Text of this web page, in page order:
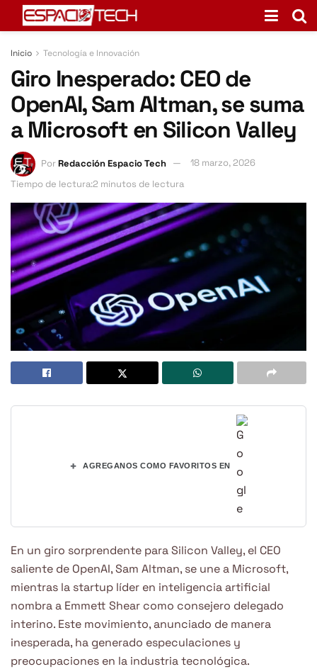
Inicio Tecnología e Innovación
Giro Inesperado: CEO de
OpenAI, Sam Altman, se suma
a Microsoft en Silicon Valley
PorRedacción Espacio Tech
18 marzo, 2026
Tiempo de lectura:2 minutos de lectura
+ AGREGANOS COMO FAVORITOS EN
En un giro sorprendente para Silicon Valley, el CEO
saliente de OpenAI, Sam Altman, se une a Microsoft,
mientras la startup líder en inteligencia artificial
nombra a Emmett Shear como consejero delegado
interino. Este movimiento, anunciado de manera
inesperada, ha generado especulaciones y
preocupaciones en la industria tecnológica.